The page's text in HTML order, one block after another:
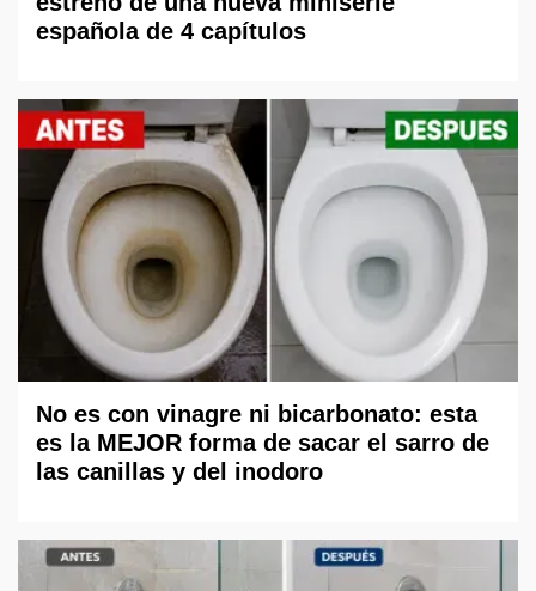
española de 4 capítulos
No es con vinagre ni bicarbonato: esta
es la MEJOR forma de sacar el sarro de
las canillas y del inodoro